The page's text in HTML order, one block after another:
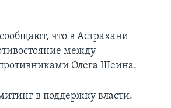
что в Астрахани
между
Олега Шеина.
в поддержку власти.